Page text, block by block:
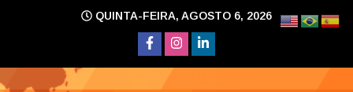
QUINTA-FEIRA, AGOSTO 6, 2026